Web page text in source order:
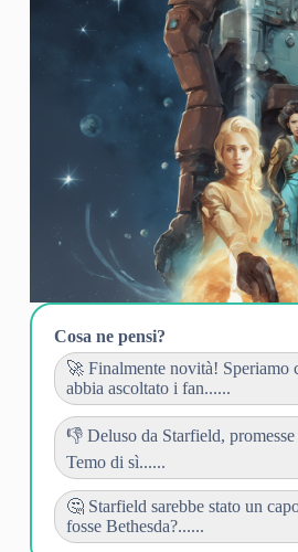
Cosa ne pensi?
🚀 Finalmente novità! Speriamo
abbia ascoltato i fan......
👎 Deluso da Starfield,
Temo di sì......
🤔 Starfield sarebbe stato un
fosse Bethesda?......